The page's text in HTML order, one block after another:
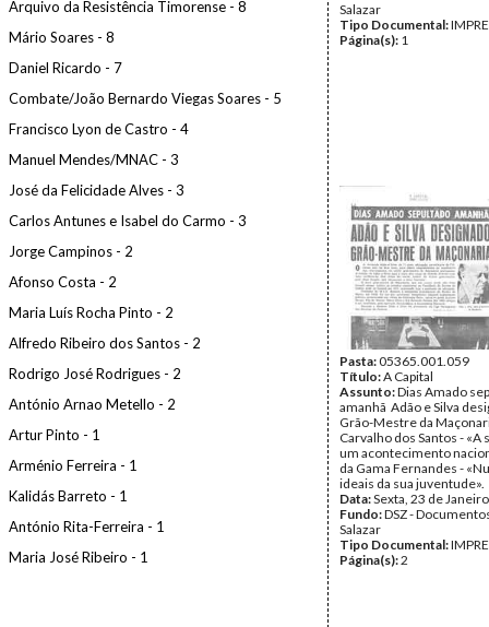
Arquivo da Resistência Timorense - 8
Mário Soares - 8
Daniel Ricardo - 7
Combate/João Bernardo Viegas Soares - 5
Francisco Lyon de Castro - 4
Manuel Mendes/MNAC - 3
José da Felicidade Alves - 3
Carlos Antunes e Isabel do Carmo - 3
Jorge Campinos - 2
Afonso Costa - 2
Maria Luís Rocha Pinto - 2
Alfredo Ribeiro dos Santos - 2
Rodrigo José Rodrigues - 2
António Arnao Metello - 2
Artur Pinto - 1
Arménio Ferreira - 1
Kalidás Barreto - 1
António Rita-Ferreira - 1
Maria José Ribeiro - 1
Salazar
Tipo Documental:
Página(s): 1
Pasta:05365.001.059
Título:A Capital
Assunto:Dias Amado
amanhã  Adão e Silva
Grão-Mestre da
Carvalho dos Santos - «A
um acontecimento
da Gama Fernandes -
ideais da sua juventude».
Data:Sexta, 23 de
Fundo:DSZ -
Salazar
Tipo Documental:
Página(s):2